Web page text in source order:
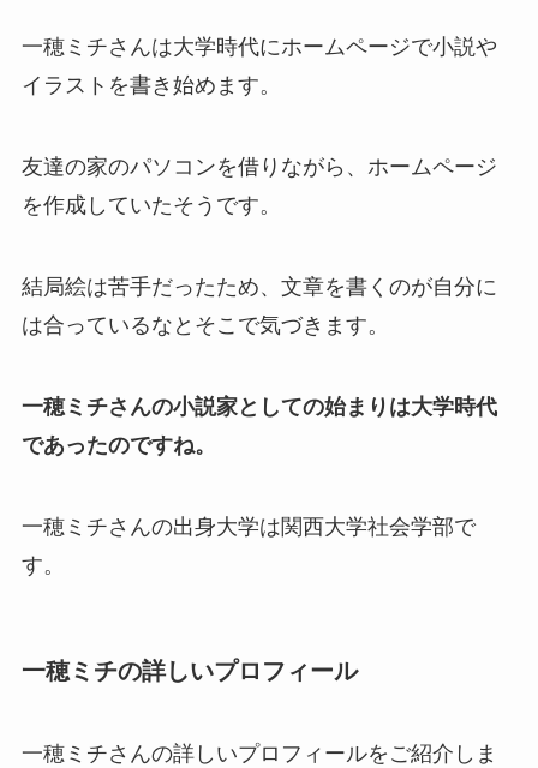
一穂ミチさんは大学時代にホームページで小説や
イラストを書き始めます。
友達の家のパソコンを借りながら、ホームページ
を作成していたそうです。
結局絵は苦手だったため、文章を書くのが自分に
は合っているなとそこで気づきます。
一穂ミチさんの小説家としての始まりは大学時代
であったのですね。
一穂ミチさんの出身大学は関西大学社会学部で
す。
一穂ミチの詳しいプロフィール
一穂ミチさんの詳しいプロフィールをご紹介しま